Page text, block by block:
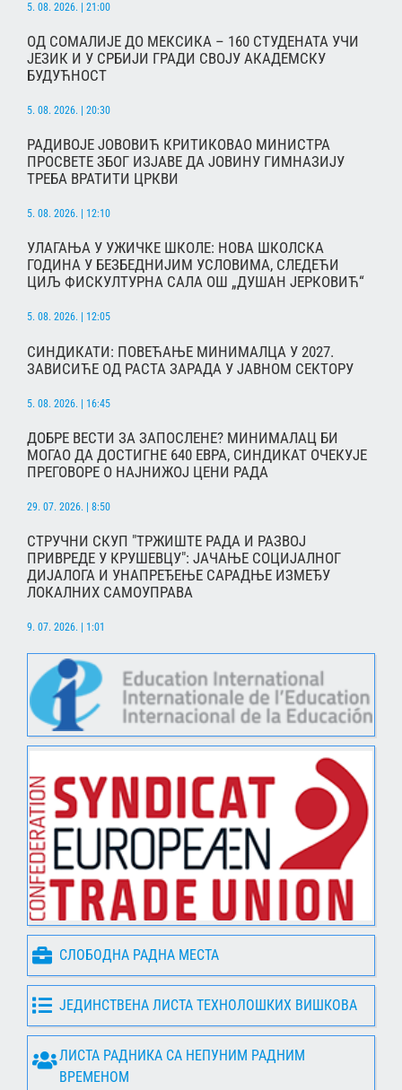
5. 08. 2026. | 21:00
ОД СОМАЛИЈЕ ДО МЕКСИКА – 160 СТУДЕНАТА УЧИ
ЈЕЗИК И У СРБИЈИ ГРАДИ СВОЈУ АКАДЕМСКУ
БУДУЋНОСТ
5. 08. 2026. | 20:30
РАДИВОЈЕ ЈОВОВИЋ КРИТИКОВАО МИНИСТРА
ПРОСВЕТЕ ЗБОГ ИЗЈАВЕ ДА ЈОВИНУ ГИМНАЗИЈУ
ТРЕБА ВРАТИТИ ЦРКВИ
5. 08. 2026. | 12:10
УЛАГАЊА У УЖИЧКЕ ШКОЛЕ: НОВА ШКОЛСКА
ГОДИНА У БЕЗБЕДНИЈИМ УСЛОВИМА, СЛЕДЕЋИ
ЦИЉ ФИСКУЛТУРНА САЛА ОШ „ДУШАН ЈЕРКОВИЋ“
5. 08. 2026. | 12:05
СИНДИКАТИ: ПОВЕЋАЊЕ МИНИМАЛЦА У 2027.
ЗАВИСИЋЕ ОД РАСТА ЗАРАДА У ЈАВНОМ СЕКТОРУ
5. 08. 2026. | 16:45
ДОБРЕ ВЕСТИ ЗА ЗАПОСЛЕНЕ? МИНИМАЛАЦ БИ
МОГАО ДА ДОСТИГНЕ 640 ЕВРА, СИНДИКАТ ОЧЕКУЈЕ
ПРЕГОВОРЕ О НАЈНИЖОЈ ЦЕНИ РАДА
29. 07. 2026. | 8:50
СТРУЧНИ СКУП "ТРЖИШТЕ РАДА И РАЗВОЈ
ПРИВРЕДЕ У КРУШЕВЦУ": ЈАЧАЊЕ СОЦИЈАЛНОГ
ДИЈАЛОГА И УНАПРЕЂЕЊЕ САРАДЊЕ ИЗМЕЂУ
ЛОКАЛНИХ САМОУПРАВА
9. 07. 2026. | 1:01
СЛОБОДНА РАДНА МЕСТА
ЈЕДИНСТВЕНА ЛИСТА ТЕХНОЛОШКИХ ВИШКОВА
ЛИСТА РАДНИКА СА НЕПУНИМ РАДНИМ
ВРЕМЕНОМ